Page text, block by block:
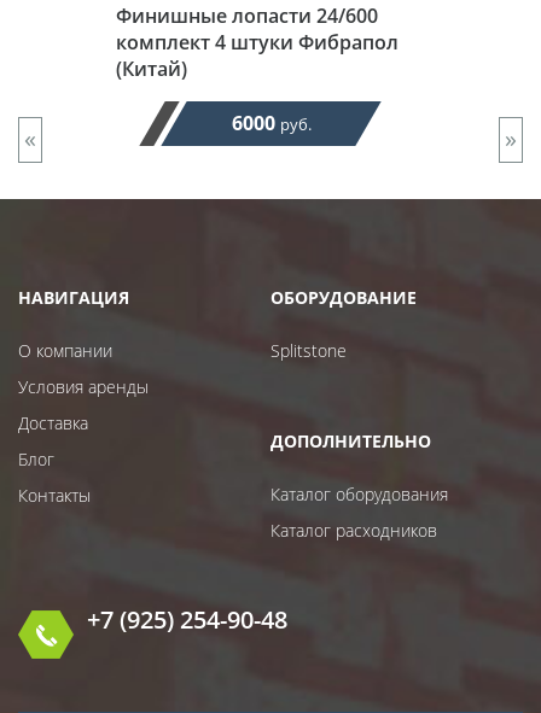
Финишные лопасти 24/600
комплект 4 штуки Фибрапол
(Китай)
6000 руб.
« »
НАВИГАЦИЯ
О компании
Условия аренды
Доставка
Блог
Контакты
ОБОРУДОВАНИЕ
Splitstone
ДОПОЛНИТЕЛЬНО
Каталог оборудования
Каталог расходников
+7 (925) 254-90-48